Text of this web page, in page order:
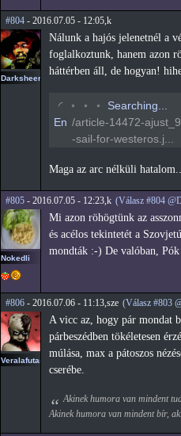
#804 - 2016.07.05 - 12:05,k
Darksheer
Nálunk a hajós jelenetnél a
foglalkoztunk, hanem azon
háttérben áll, de hogyan!
◡ ◦ ◦ ◦
Searching...
En /article-14472-
-sail-for-westeros.j...
Maga az arc nélküli hatalom...
#805 - 2016.07.05 - 12:23,k (Válasz #804
Nokedli
Mi azon röhögtünk az
és acélos tekintetét a
mondták :-) De valóban,
#806 - 2016.07.06 - 11:13,sze (Válasz #803
Veralafutas
A vicc az, hogy pár mondat
párbeszédben tökéletesen
múlása, max a pátoszos
cserébe.
Akinek humora van mindent
Akinek humora van mindent bír,